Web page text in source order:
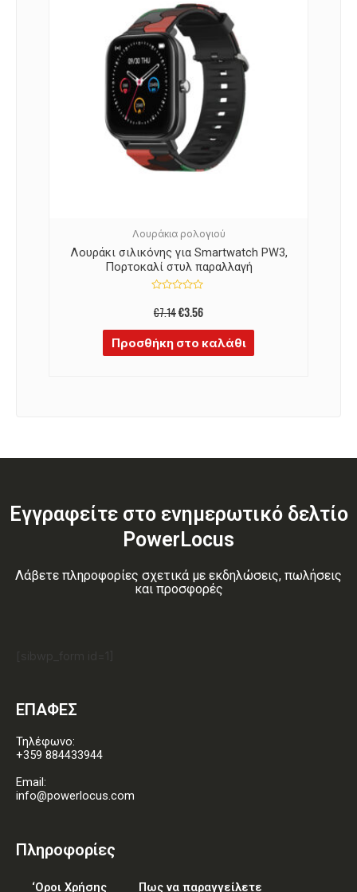
Λουράκια ρολογιού
Λουράκι σιλικόνης για Smartwatch PW3,
Πορτοκαλί στυλ παραλλαγή
με
0
από
5
€7.14€3.56
Προσθήκη στο καλάθι
Εγγραφείτε στο ενημερωτικό δελτίο
PowerLocus
Λάβετε πληροφορίες σχετικά με εκδηλώσεις, πωλήσεις
και προσφορές
[sibwp_form id=1]
ΕΠΑΦΕΣ
Τηλέφωνο:
+359 884433944
Email:
info@powerlocus.com
Πληροφορίες
‘Οροι Χρήσης Πως να παραγγείλετε